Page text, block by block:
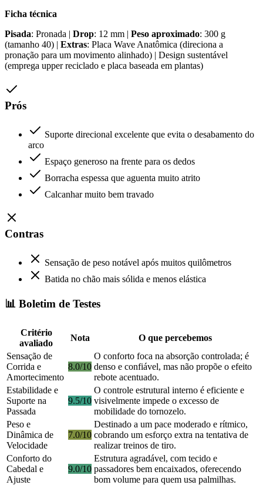
Ficha técnica
Pisada: Pronada | Drop: 12 mm | Peso aproximado: 300 g
(tamanho 40) | Extras: Placa Wave Anatômica (direciona a
pronação para um movimento alinhado) | Design sustentável
(emprega upper reciclado e placa baseada em plantas)
Prós
Suporte direcional excelente que evita o desabamento do
arco
Espaço generoso na frente para os dedos
Borracha espessa que aguenta muito atrito
Calcanhar muito bem travado
Contras
Sensação de peso notável após muitos quilômetros
Batida no chão mais sólida e menos elástica
📊 Boletim de Testes
Critério
avaliado
Nota
O que percebemos
Sensação de
Corrida e
Amortecimento
8.0/10
O conforto foca na absorção controlada; é
denso e confiável, mas não propõe o efeito
rebote acentuado.
Estabilidade e
Suporte na
Passada
9.5/10
O controle estrutural interno é eficiente e
visivelmente impede o excesso de
mobilidade do tornozelo.
Peso e
Dinâmica de
Velocidade
7.0/10
Destinado a um pace moderado e rítmico,
cobrando um esforço extra na tentativa de
realizar treinos de tiro.
Conforto do
Cabedal e
Ajuste
9.0/10
Estrutura agradável, com tecido e
passadores bem encaixados, oferecendo
bom volume para quem usa palmilhas.